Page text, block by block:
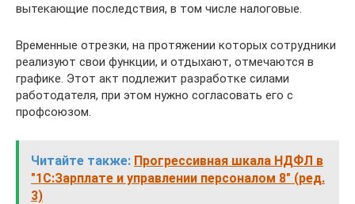
вытекающие последствия, в том числе налоговые.
Временные отрезки, на протяжении которых сотрудники
реализуют свои функции, и отдыхают, отмечаются в
графике. Этот акт подлежит разработке силами
работодателя, при этом нужно согласовать его с
профсоюзом.
Читайте также: Прогрессивная шкала НДФЛ в
"1С:Зарплате и управлении персоналом 8" (ред.
3)